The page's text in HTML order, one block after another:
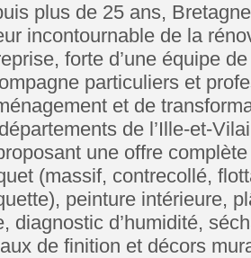
plus de 25 ans,
incontournable de la
forte d’une équipe
particuliers et
et de
de l’Ille-et-
une offre
(massif, contrecollé,
peinture intérieure,
diagnostic d’humidité,
de finition et décors